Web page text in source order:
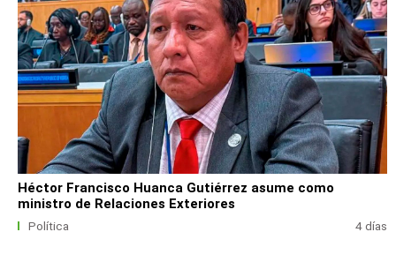
Héctor Francisco Huanca Gutiérrez asume como
ministro de Relaciones Exteriores
Política 4 días